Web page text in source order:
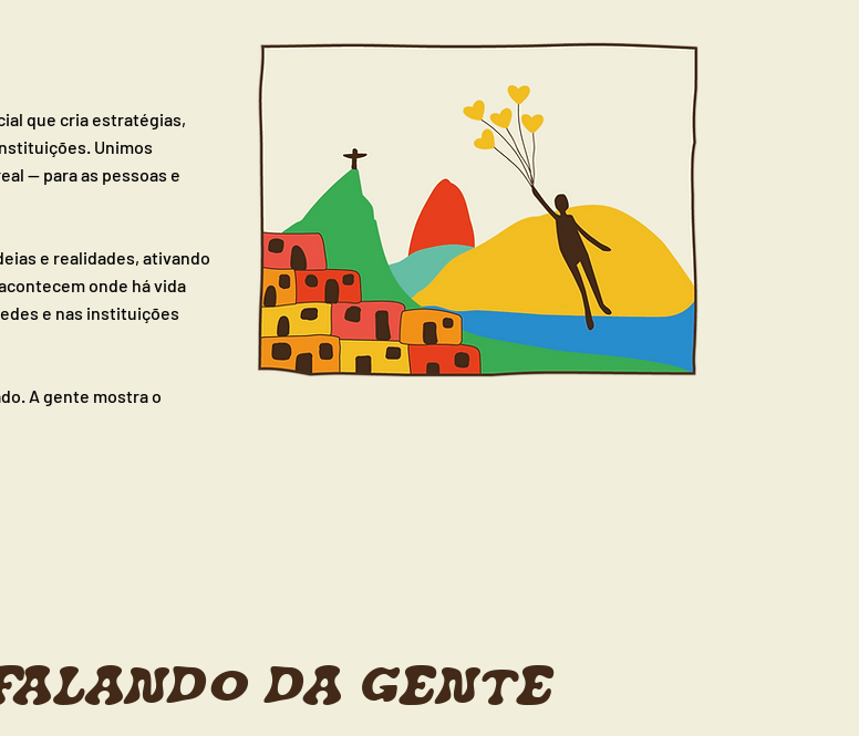
que cria estratégias,
Unimos
— para as pessoas e
e realidades, ativando
onde há vida
e nas instituições
A gente mostra o
DA GENTE